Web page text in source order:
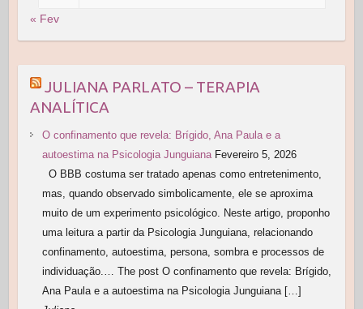
« Fev
JULIANA PARLATO – TERAPIA
ANALÍTICA
O confinamento que revela: Brígido, Ana Paula e a
autoestima na Psicologia Junguiana Fevereiro 5, 2026
O BBB costuma ser tratado apenas como entretenimento,
mas, quando observado simbolicamente, ele se aproxima
muito de um experimento psicológico. Neste artigo, proponho
uma leitura a partir da Psicologia Junguiana, relacionando
confinamento, autoestima, persona, sombra e processos de
individuação.… The post O confinamento que revela: Brígido,
Ana Paula e a autoestima na Psicologia Junguiana […]